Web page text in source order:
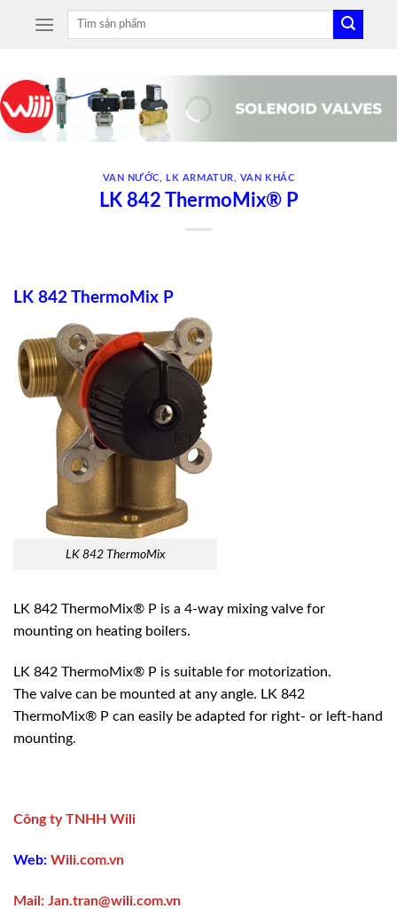
Tìm
VAN NƯỚC LK ARMATUR VAN KHÁC
LK 842 ThermoMix® P
LK 842 ThermoMix P
LK 842 ThermoMix
LK 842 ThermoMix® P is a 4-way mixing valve for
mounting on heating boilers.
LK 842 ThermoMix® P is suitable for motorization.
The valve can be mounted at any angle. LK 842
ThermoMix® P can easily be adapted for right- or left-hand
mounting.
Công ty TNHH Wili
Web: Wili.com.vn
Mail: Jan.tran@wili.com.vn